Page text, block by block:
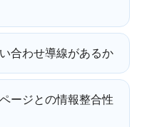
合わせ導線があるか
ージとの情報整合性